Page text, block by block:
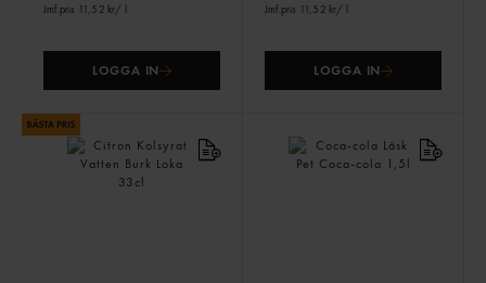
Jmf.pris 11,52 kr/ l
LOGGA IN
Jmf.pris 11,52 kr/ l
LOGGA IN